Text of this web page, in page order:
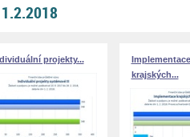
1.2.2018
projekty...
Implementace
krajských...